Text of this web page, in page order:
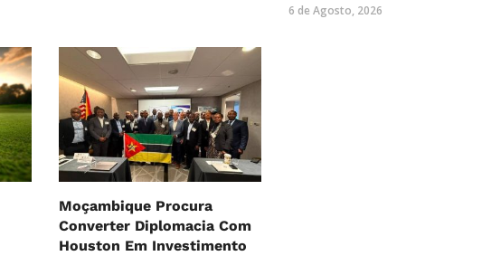
6 de Agosto, 2026
Moçambique Procura
Converter Diplomacia Com
Houston Em Investimento